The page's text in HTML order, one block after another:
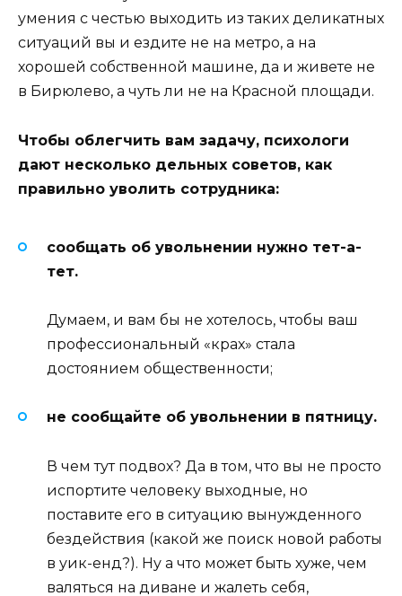
умения с честью выходить из таких деликатных
ситуаций вы и ездите не на метро, а на
хорошей собственной машине, да и живете не
в Бирюлево, а чуть ли не на Красной площади.
Чтобы облегчить вам задачу, психологи
дают несколько дельных советов, как
правильно уволить сотрудника:
сообщать об увольнении нужно тет-а-
тет.
Думаем, и вам бы не хотелось, чтобы ваш
профессиональный «крах» стала
достоянием общественности;
не сообщайте об увольнении в пятницу.
В чем тут подвох? Да в том, что вы не просто
испортите человеку выходные, но
поставите его в ситуацию вынужденного
бездействия (какой же поиск новой работы
в уик-енд?). Ну а что может быть хуже, чем
валяться на диване и жалеть себя,